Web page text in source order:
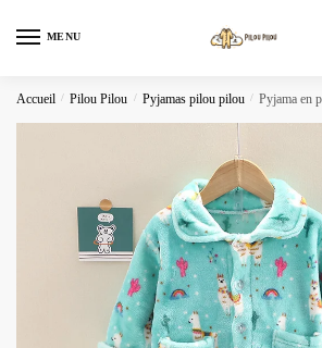
MENU
Accueil / Pilou Pilou / Pyjamas pilou pilou / Pyjama en